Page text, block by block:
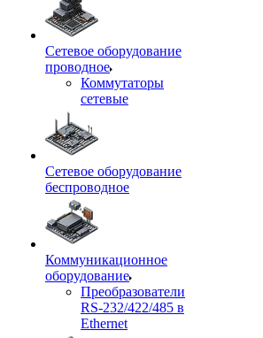
Сетевое оборудование
проводное
Коммутаторы
сетевые
Сетевое оборудование
беспроводное
Коммуникационное
оборудование
Преобразователи
RS-232/422/485 в
Ethernet